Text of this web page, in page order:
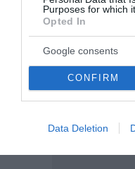
Purposes for which
Opted In
Google consents
CONFIRM
Data Deletion